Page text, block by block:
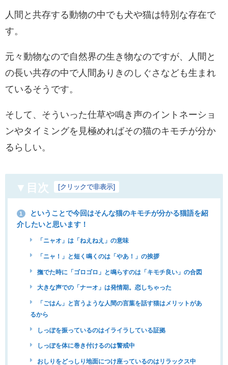
人間と共存する動物の中でも犬や猫は特別な存在で
す。
元々動物なので自然界の生き物なのですが、人間と
の長い共存の中で人間ありきのしぐさなども生まれ
ているそうです。
そして、そういった仕草や鳴き声のイントネーショ
ンやタイミングを見極めればその猫のキモチが分か
るらしい。
▼目次 [クリックで非表示]
1
ということで今回はそんな猫のキモチが分かる猫語を紹
介したいと思います！
「ニャオ」は「ねえねえ」の意味
「ニャ！」と短く鳴くのは「やあ！」の挨拶
撫でた時に「ゴロゴロ」と鳴らすのは「キモチ良い」の合図
大きな声での「ナーオ」は発情期。恋しちゃった
「ごはん」と言うような人間の言葉を話す猫はメリットがあ
るから
しっぽを振っているのはイライラしている証拠
しっぽを体に巻き付けるのは警戒中
おしりをどっしり地面につけ座っているのはリラックス中